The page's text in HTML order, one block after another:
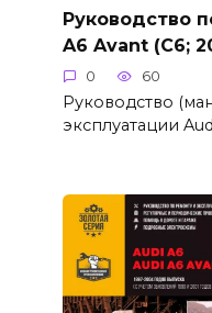
Руководство
A6 Avant (C6;
0 60
Руководство
эксплуатации